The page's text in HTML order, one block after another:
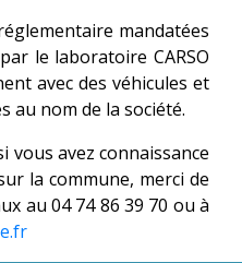
mandatées
le laboratoire CARSO
avec des véhicules et
au nom de la société.
vous avez connaissance
la commune, merci de
au 04 74 86 39 70 ou à